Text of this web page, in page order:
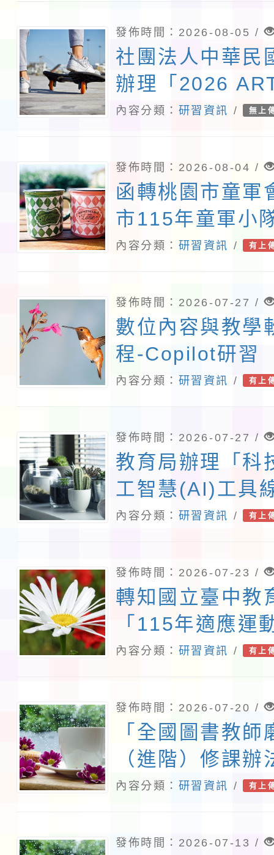
發佈時間：2026-08-05 /
社團法人中華民
辦理「2026
北國際藝術博覽
內容分類： 研習資訊 / 無上
發佈時間：2026-08-04 /
函轉桃園市童軍
市115年童軍小
活動
內容分類： 研習資訊 / 有上
發佈時間：2026-07-27 /
數位內容與教學
程-Copilot研習
內容分類： 研習資訊 / 有上
發佈時間：2026-07-27 /
教育局辦理「科
工智慧(AI)工具
程」一案，鼓勵
用知能
內容分類： 研習資訊 / 有上
發佈時間：2026-07-23 /
轉知國立臺中教
「115年適應運
及議題交流」
內容分類： 研習資訊 / 有上
發佈時間：2026-07-20 /
「全國圖書教
（進階）修課
何利用AI協助閱
內容分類： 研習資訊 / 有上
發佈時間：2026-07-13 /